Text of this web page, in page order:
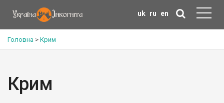
uk ru en
Головна > Крим
Крим